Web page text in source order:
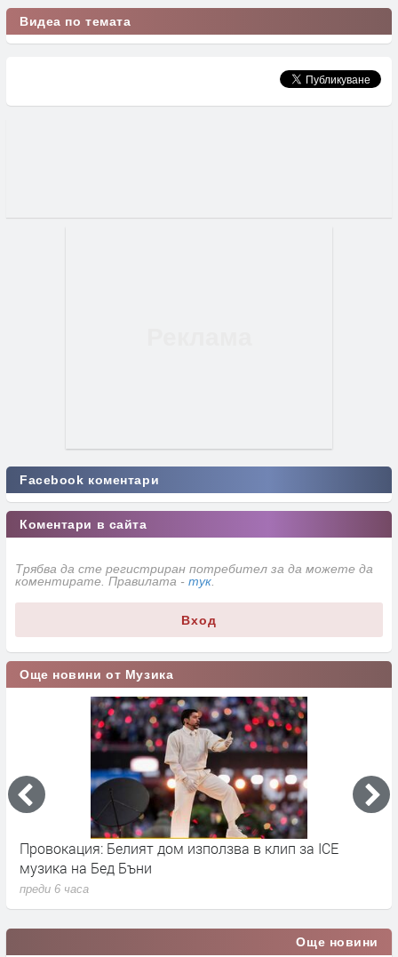
Видеа по темата
Facebook коментари
Коментари в сайта
Трябва да сте регистриран потребител за да можете да
коментирате. Правилата - тук
Вход
Още новини от Музика
Провокация: Белият дом използва в клип за ICE
музика на Бед Бъни
преди 6 часа
Още новини